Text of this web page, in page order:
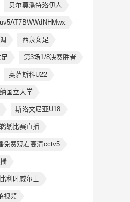
贝尔莫潘特洛伊人
西泉女足
第3场1/8决赛胜者
奥萨斯科U22
国立大学
斯洛文尼亚U18
鹕比赛直播
免费观看高清cctv5
比利时威尔士
视频